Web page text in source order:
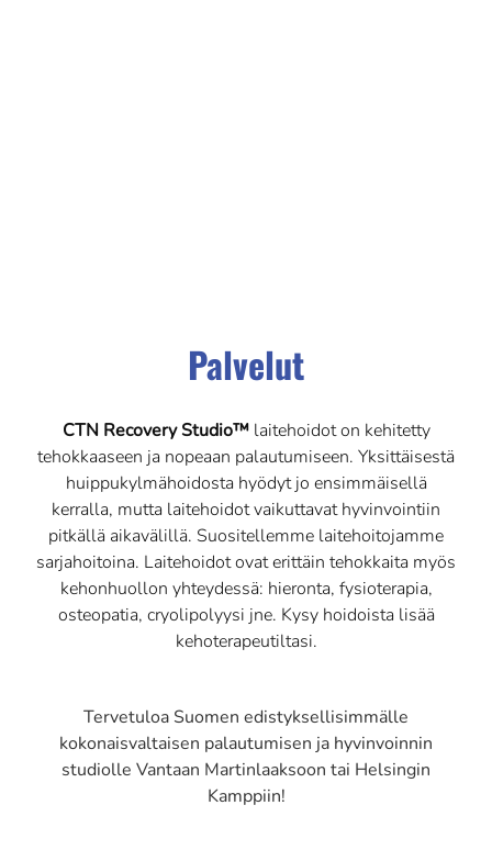
Palvelut
CTN Recovery Studio™laitehoidot on kehitetty
tehokkaaseen ja nopeaan palautumiseen. Yksittäisestä
huippukylmähoidosta hyödyt jo ensimmäisellä
kerralla, mutta laitehoidot vaikuttavat hyvinvointiin
pitkällä aikavälillä. Suositellemme laitehoitojamme
sarjahoitoina. Laitehoidot ovat erittäin tehokkaita myös
kehonhuollon yhteydessä: hieronta, fysioterapia,
osteopatia, cryolipolyysi jne. Kysy hoidoista lisää
kehoterapeutiltasi.
Tervetuloa Suomen edistyksellisimmälle
kokonaisvaltaisen palautumisen ja hyvinvoinnin
studiolle Vantaan Martinlaaksoon tai Helsingin
Kamppiin!